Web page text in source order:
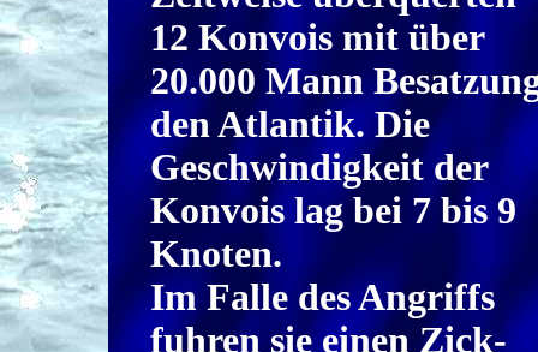
12 Konvois mit über
20.000 Mann
den Atlantik. Die
Geschwindigkeit der
Konvois lag bei 7 bis 9
Knoten.
Im Falle des Angriffs
fuhren sie einen Zick-